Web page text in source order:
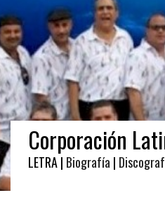
Corporación
LETRA | Biografía |